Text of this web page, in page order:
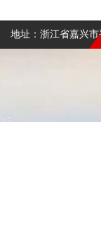
地址：浙江省嘉兴